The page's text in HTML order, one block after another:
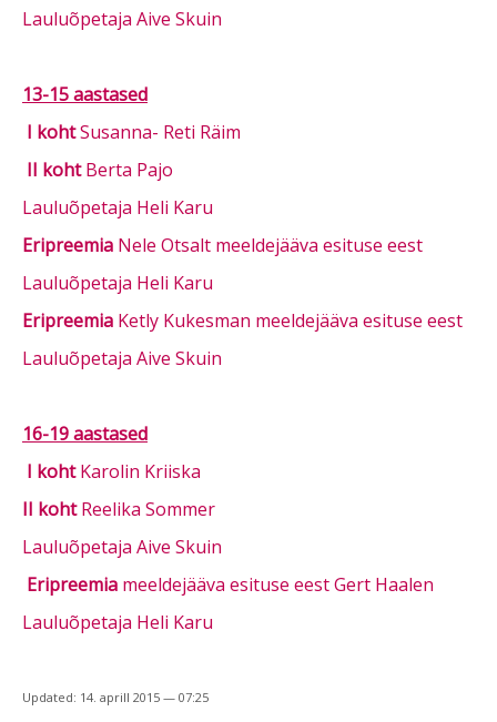
Lauluõpetaja Aive Skuin
13-15 aastased
I kohtSusanna- Reti Räim
II kohtBerta Pajo
Lauluõpetaja Heli Karu
Eripreemia Nele Otsalt meeldejääva esituse eest
Lauluõpetaja Heli Karu
Eripreemia Ketly Kukesman meeldejääva esituse eest
Lauluõpetaja Aive Skuin
16-19 aastased
I kohtKarolin Kriiska
II kohtReelika Sommer
Lauluõpetaja Aive Skuin
Eripreemia meeldejääva esituse eest Gert Haalen
Lauluõpetaja Heli Karu
Updated: 14. aprill 2015 — 07:25